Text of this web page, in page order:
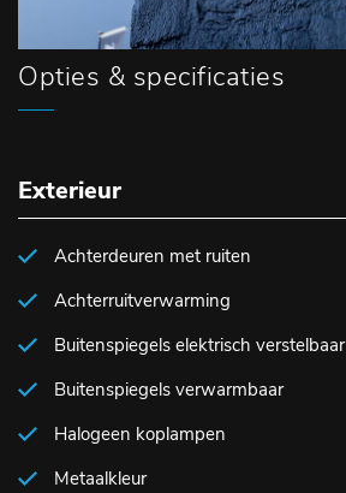
Opties & specificaties
Exterieur
Achterdeuren met ruiten
Achterruitverwarming
Buitenspiegels elektrisch verstelbaar
Buitenspiegels verwarmbaar
Halogeen koplampen
Metaalkleur